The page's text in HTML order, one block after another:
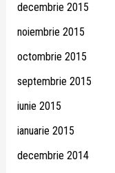
decembrie 2015
noiembrie 2015
octombrie 2015
septembrie 2015
iunie 2015
ianuarie 2015
decembrie 2014